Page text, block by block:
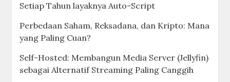
Setiap Tahun layaknya Auto-Script
Perbedaan Saham, Reksadana, dan Kripto: Mana
yang Paling Cuan?
Self-Hosted: Membangun Media Server (Jellyfin)
sebagai Alternatif Streaming Paling Canggih